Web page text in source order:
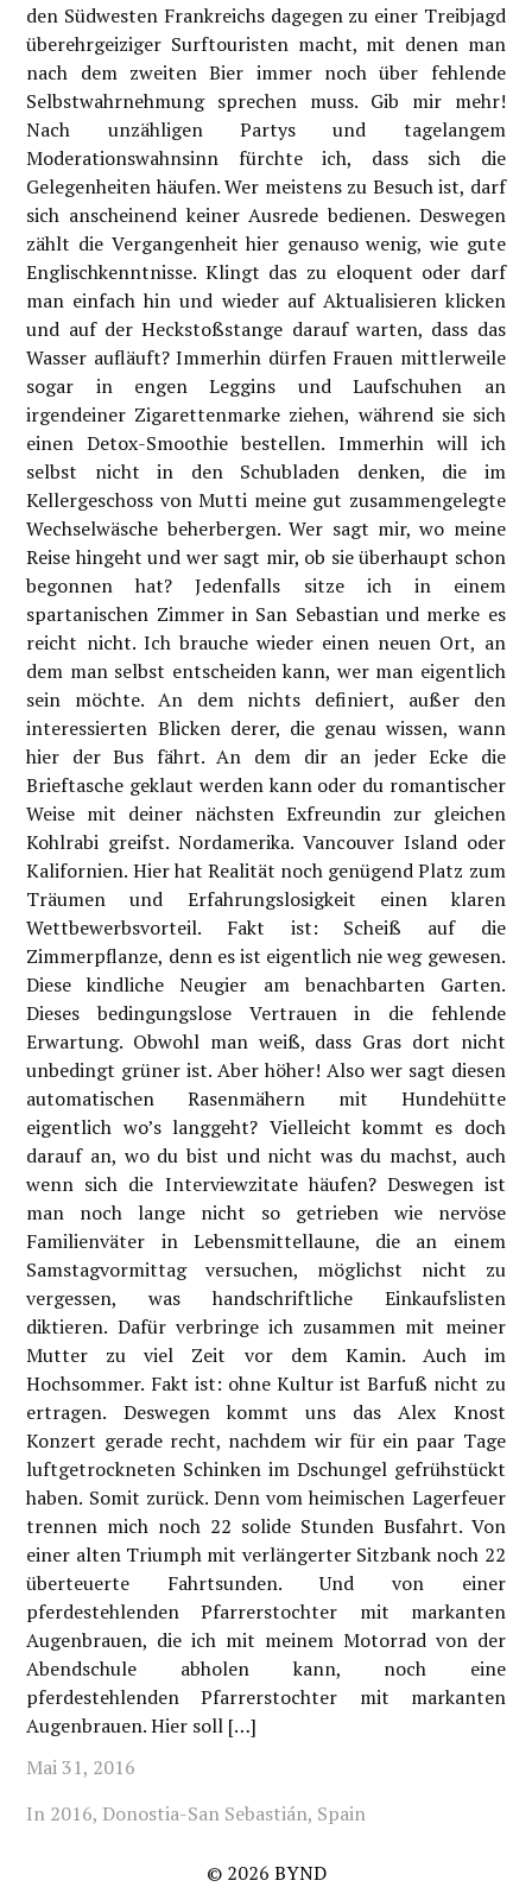
den Südwesten Frankreichs dagegen zu einer Treibjagd
überehrgeiziger Surftouristen macht, mit denen man
nach dem zweiten Bier immer noch über fehlende
Selbstwahrnehmung sprechen muss. Gib mir mehr!
Nach unzähligen Partys und tagelangem
Moderationswahnsinn fürchte ich, dass sich die
Gelegenheiten häufen. Wer meistens zu Besuch ist, darf
sich anscheinend keiner Ausrede bedienen. Deswegen
zählt die Vergangenheit hier genauso wenig, wie gute
Englischkenntnisse. Klingt das zu eloquent oder darf
man einfach hin und wieder auf Aktualisieren klicken
und auf der Heckstoßstange darauf warten, dass das
Wasser aufläuft? Immerhin dürfen Frauen mittlerweile
sogar in engen Leggins und Laufschuhen an
irgendeiner Zigarettenmarke ziehen, während sie sich
einen Detox-Smoothie bestellen. Immerhin will ich
selbst nicht in den Schubladen denken, die im
Kellergeschoss von Mutti meine gut zusammengelegte
Wechselwäsche beherbergen. Wer sagt mir, wo meine
Reise hingeht und wer sagt mir, ob sie überhaupt schon
begonnen hat? Jedenfalls sitze ich in einem
spartanischen Zimmer in San Sebastian und merke es
reicht nicht. Ich brauche wieder einen neuen Ort, an
dem man selbst entscheiden kann, wer man eigentlich
sein möchte. An dem nichts definiert, außer den
interessierten Blicken derer, die genau wissen, wann
hier der Bus fährt. An dem dir an jeder Ecke die
Brieftasche geklaut werden kann oder du romantischer
Weise mit deiner nächsten Exfreundin zur gleichen
Kohlrabi greifst. Nordamerika. Vancouver Island oder
Kalifornien. Hier hat Realität noch genügend Platz zum
Träumen und Erfahrungslosigkeit einen klaren
Wettbewerbsvorteil. Fakt ist: Scheiß auf die
Zimmerpflanze, denn es ist eigentlich nie weg gewesen.
Diese kindliche Neugier am benachbarten Garten.
Dieses bedingungslose Vertrauen in die fehlende
Erwartung. Obwohl man weiß, dass Gras dort nicht
unbedingt grüner ist. Aber höher! Also wer sagt diesen
automatischen Rasenmähern mit Hundehütte
eigentlich wo’s langgeht? Vielleicht kommt es doch
darauf an, wo du bist und nicht was du machst, auch
wenn sich die Interviewzitate häufen? Deswegen ist
man noch lange nicht so getrieben wie nervöse
Familienväter in Lebensmittellaune, die an einem
Samstagvormittag versuchen, möglichst nicht zu
vergessen, was handschriftliche Einkaufslisten
diktieren. Dafür verbringe ich zusammen mit meiner
Mutter zu viel Zeit vor dem Kamin. Auch im
Hochsommer. Fakt ist: ohne Kultur ist Barfuß nicht zu
ertragen. Deswegen kommt uns das Alex Knost
Konzert gerade recht, nachdem wir für ein paar Tage
luftgetrockneten Schinken im Dschungel gefrühstückt
haben. Somit zurück. Denn vom heimischen Lagerfeuer
trennen mich noch 22 solide Stunden Busfahrt. Von
einer alten Triumph mit verlängerter Sitzbank noch 22
überteuerte Fahrtsunden. Und von einer
pferdestehlenden Pfarrerstochter mit markanten
Augenbrauen, die ich mit meinem Motorrad von der
Abendschule abholen kann, noch eine
pferdestehlenden Pfarrerstochter mit markanten
Augenbrauen. Hier soll […]
Mai 31, 2016
In 2016, Donostia-San Sebastián, Spain
© 2026 BYND